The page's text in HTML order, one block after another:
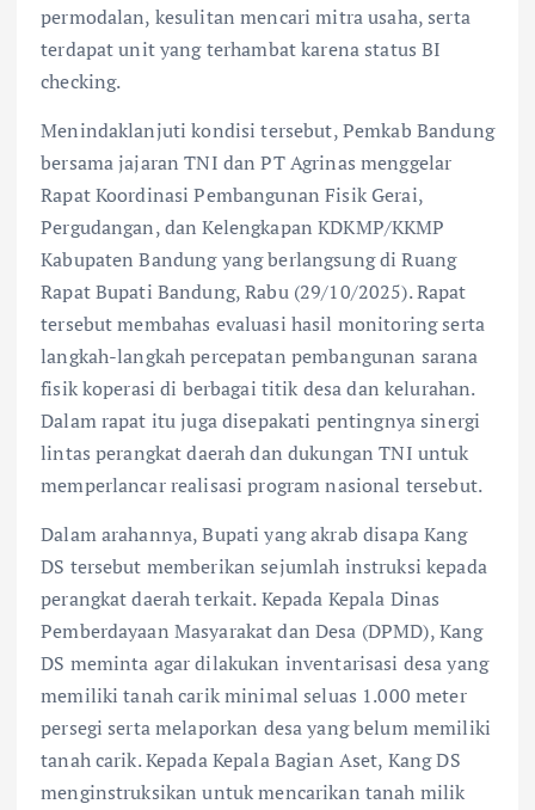
permodalan, kesulitan mencari mitra usaha, serta
terdapat unit yang terhambat karena status BI
checking.
Menindaklanjuti kondisi tersebut, Pemkab Bandung
bersama jajaran TNI dan PT Agrinas menggelar
Rapat Koordinasi Pembangunan Fisik Gerai,
Pergudangan, dan Kelengkapan KDKMP/KKMP
Kabupaten Bandung yang berlangsung di Ruang
Rapat Bupati Bandung, Rabu (29/10/2025). Rapat
tersebut membahas evaluasi hasil monitoring serta
langkah-langkah percepatan pembangunan sarana
fisik koperasi di berbagai titik desa dan kelurahan.
Dalam rapat itu juga disepakati pentingnya sinergi
lintas perangkat daerah dan dukungan TNI untuk
memperlancar realisasi program nasional tersebut.
Dalam arahannya, Bupati yang akrab disapa Kang
DS tersebut memberikan sejumlah instruksi kepada
perangkat daerah terkait. Kepada Kepala Dinas
Pemberdayaan Masyarakat dan Desa (DPMD), Kang
DS meminta agar dilakukan inventarisasi desa yang
memiliki tanah carik minimal seluas 1.000 meter
persegi serta melaporkan desa yang belum memiliki
tanah carik. Kepada Kepala Bagian Aset, Kang DS
menginstruksikan untuk mencarikan tanah milik